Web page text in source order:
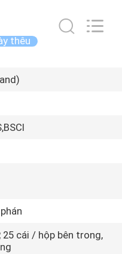
thêu
25 cái / hộp bên trong,